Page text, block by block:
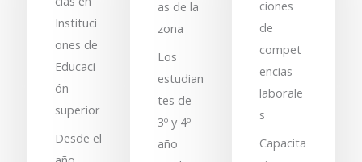
Instituci
ones de
Educaci
ón
superior
Desde el
as de la
zona
Los
estudian
tes de
3º y 4º
año
ciones
de
compet
encias
laborale
s
Capacita